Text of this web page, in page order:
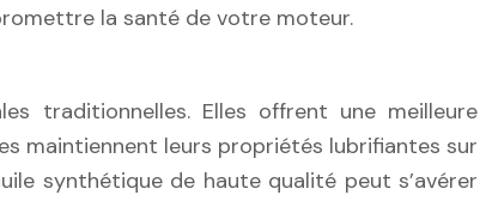
la santé de votre moteur.
traditionnelles. Elles offrent une meilleure
maintiennent leurs propriétés lubrifiantes sur
synthétique de haute qualité peut s’avérer